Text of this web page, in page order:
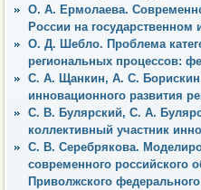
О. А. Ермолаева.
России на государственном
О. Д. Шебло. Проблема
региональных процессов:
С. А. Щанкин, А. С.
инновационного развития
С. В. Булярский, С. А.
коллективный участник
С. В. Серебрякова.
современного российского
Приволжского федерального